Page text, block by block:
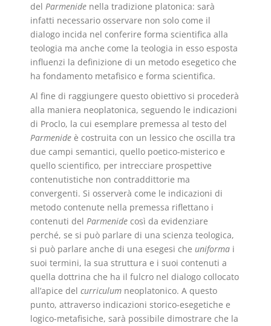
del Parmenide nella tradizione platonica: sarà
infatti necessario osservare non solo come il
dialogo incida nel conferire forma scientifica alla
teologia ma anche come la teologia in esso esposta
influenzi la definizione di un metodo esegetico che
ha fondamento metafisico e forma scientifica.
Al fine di raggiungere questo obiettivo si procederà
alla maniera neoplatonica, seguendo le indicazioni
di Proclo, la cui esemplare premessa al testo del
Parmenide è costruita con un lessico che oscilla tra
due campi semantici, quello poetico-misterico e
quello scientifico, per intrecciare prospettive
contenutistiche non contraddittorie ma
convergenti. Si osserverà come le indicazioni di
metodo contenute nella premessa riflettano i
contenuti del Parmenide così da evidenziare
perché, se si può parlare di una scienza teologica,
si può parlare anche di una esegesi che uniforma i
suoi termini, la sua struttura e i suoi contenuti a
quella dottrina che ha il fulcro nel dialogo collocato
all’apice del curriculum neoplatonico. A questo
punto, attraverso indicazioni storico-esegetiche e
logico-metafisiche, sarà possibile dimostrare che la